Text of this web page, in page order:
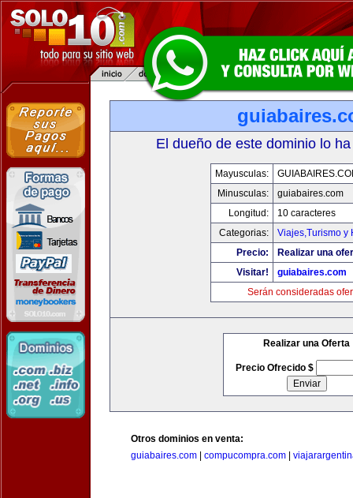
El dueño de este dominio lo
Mayusculas:
Minusculas:
guiabaires.com
Longitud:
10 caracteres
Categorias:
Viajes,Turismo y
Precio:
Realizar una
Visitar!
guiabaires.com
Serán consideradas
Realizar una Oferta
Precio Ofrecido $
Otros dominios en venta:
guiabaires.com
compucompra.com